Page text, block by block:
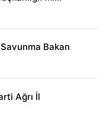
Bakan
Ağrı İl